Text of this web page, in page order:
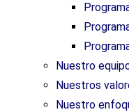
Nuestro
Nuestros
Nuestro